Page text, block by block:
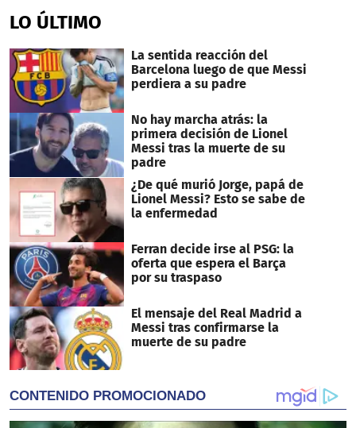
of
32
LO ÚLTIMO
La sentida reacción del
Barcelona luego de que Messi
perdiera a su padre
No hay marcha atrás: la
primera decisión de Lionel
Messi tras la muerte de su
padre
¿De qué murió Jorge, papá de
Lionel Messi? Esto se sabe de
la enfermedad
Ferran decide irse al PSG: la
oferta que espera el Barça
por su traspaso
El mensaje del Real Madrid a
Messi tras confirmarse la
muerte de su padre